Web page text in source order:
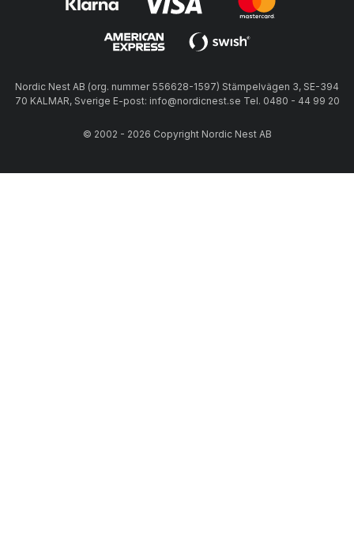
Nordic Nest AB (org. nummer 556628-1597) Stämpelvägen 3, SE-394
70 KALMAR, Sverige E-post: info@nordicnest.se Tel. 0480 - 44 99 20
© 2002 - 2026 Copyright Nordic Nest AB